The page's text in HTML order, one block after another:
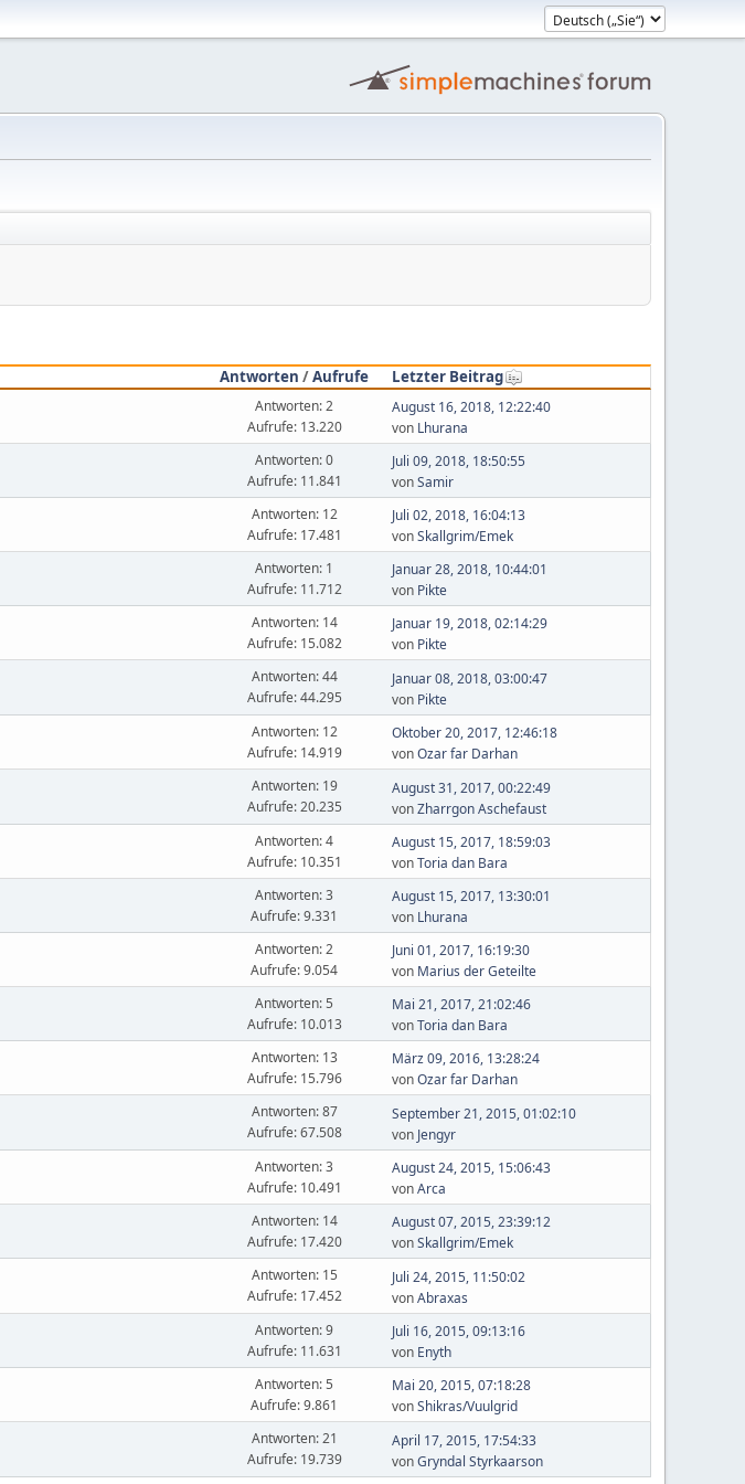
Antworten /Aufrufe
Letzter Beitrag
Antworten: 2
Aufrufe: 13.220
August 16, 2018, 12:22:40
von Lhurana
Antworten: 0
Aufrufe: 11.841
Juli 09, 2018, 18:50:55
vonSamir
Antworten: 12
Aufrufe: 17.481
Juli 02, 2018, 16:04:13
vonSkallgrim/Emek
Antworten: 1
Aufrufe: 11.712
Januar 28, 2018, 10:44:01
von Pikte
Antworten: 14
Aufrufe: 15.082
Januar 19, 2018, 02:14:29
von Pikte
Antworten: 44
Aufrufe: 44.295
Januar 08, 2018, 03:00:47
von Pikte
Antworten: 12
Aufrufe: 14.919
Oktober 20, 2017, 12:46:18
vonOzar far Darhan
Antworten: 19
Aufrufe: 20.235
August 31, 2017, 00:22:49
vonZharrgon Aschefaust
Antworten: 4
Aufrufe: 10.351
August 15, 2017, 18:59:03
vonToria dan Bara
Antworten: 3
Aufrufe: 9.331
August 15, 2017, 13:30:01
von Lhurana
Antworten: 2
Aufrufe: 9.054
Juni 01, 2017, 16:19:30
von Marius der Geteilte
Antworten: 5
Aufrufe: 10.013
Mai 21, 2017, 21:02:46
vonToria dan Bara
Antworten: 13
Aufrufe: 15.796
März 09, 2016, 13:28:24
vonOzar far Darhan
Antworten: 87
Aufrufe: 67.508
September 21, 2015, 01:02:10
von Jengyr
Antworten: 3
Aufrufe: 10.491
August 24, 2015, 15:06:43
vonArca
Antworten: 14
Aufrufe: 17.420
August 07, 2015, 23:39:12
vonSkallgrim/Emek
Antworten: 15
Aufrufe: 17.452
Juli 24, 2015, 11:50:02
vonAbraxas
Antworten: 9
Aufrufe: 11.631
Juli 16, 2015, 09:13:16
von Enyth
Antworten: 5
Aufrufe: 9.861
Mai 20, 2015, 07:18:28
vonShikras/Vuulgrid
Antworten: 21
Aufrufe: 19.739
April 17, 2015, 17:54:33
vonGryndal Styrkaarson